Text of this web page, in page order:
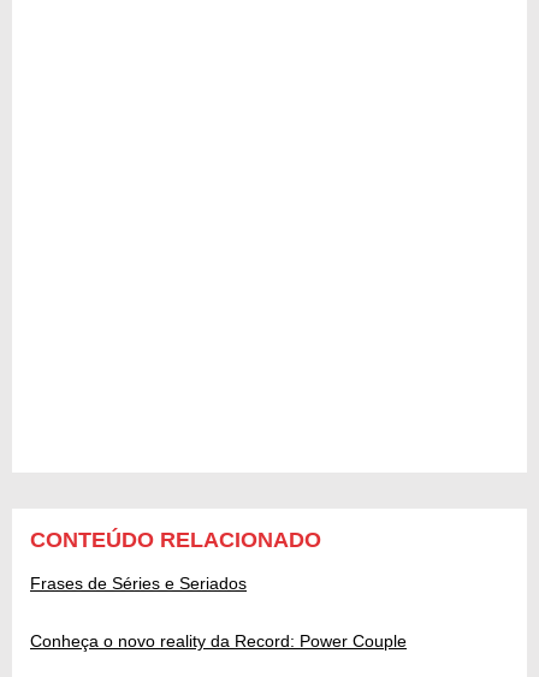
CONTEÚDO RELACIONADO
Frases de Séries e Seriados
Conheça o novo reality da Record: Power Couple